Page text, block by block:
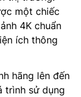
một chiếc
4K chuẩn
ích thông
hãng lên đến
trình sử dụng